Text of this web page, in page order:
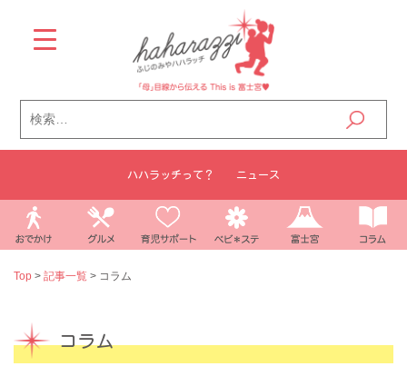
content
ハハラッチって？ ニュース
索:
Top > 記事一覧 > コラム
コラム